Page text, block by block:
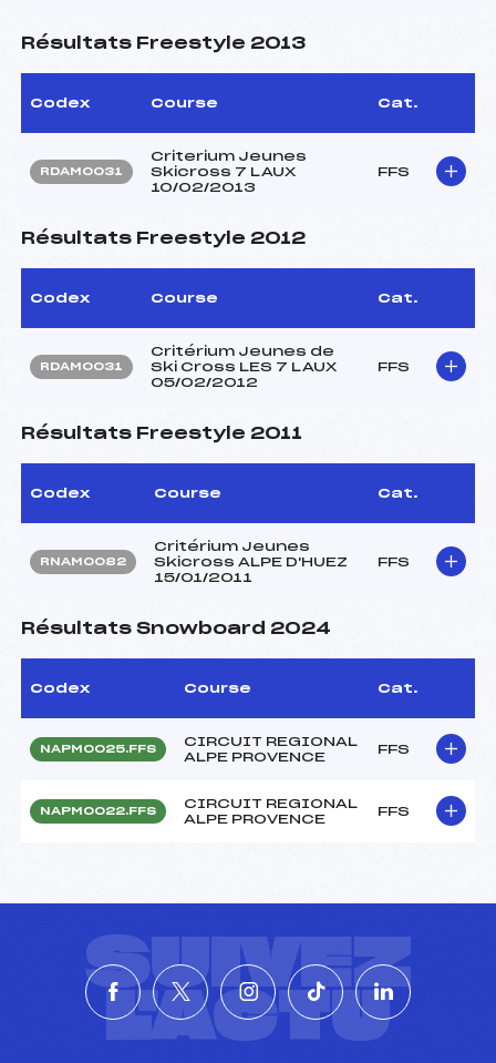
Résultats Freestyle 2013
Codex Course Cat.
RDAM0031
Criterium Jeunes
Skicross 7 LAUX
10/02/2013
FFS
Résultats Freestyle 2012
Codex Course Cat.
RDAM0031
Critérium Jeunes de
Ski Cross LES 7 LAUX
05/02/2012
FFS
Résultats Freestyle 2011
Codex Course Cat.
RNAM0082
Critérium Jeunes
Skicross ALPE D'HUEZ
15/01/2011
FFS
Résultats Snowboard 2024
Codex Course Cat.
NAPM0025.FFS
CIRCUIT REGIONAL
ALPE PROVENCE
FFS
NAPM0022.FFS
CIRCUIT REGIONAL
ALPE PROVENCE
FFS
SUIVEZ
L'ACTU